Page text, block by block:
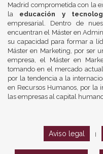
Madrid comprometida con la
la educación y
empresarial. Dentro de
encuentran el Máster en
su capacidad para formar a
Máster en Marketing, por ser
empresa, el Máster en
tomando en el mercado
por la tendencia a la
en Recursos Humanos, por la
las empresas al capital
Aviso legal